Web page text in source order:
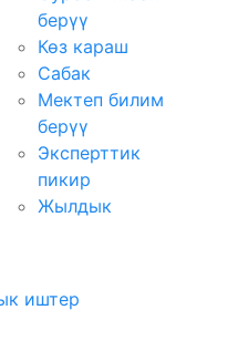
берүү
Көз караш
Сабак
Мектеп билим
берүү
Эксперттик
пикир
Жылдык
иштер